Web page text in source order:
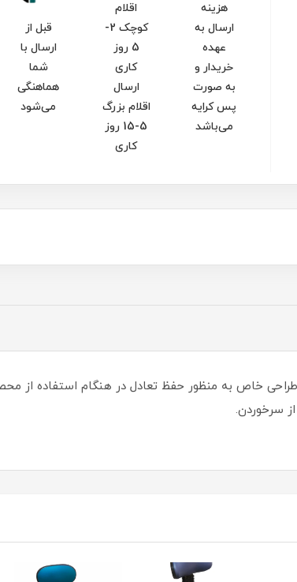
هزینه
ارسال به
عهده
خریدار و
به صورت
پس کرایه
می‌باشد
اقلام
کوچک 2-
5 روز
کاری
ارسال
اقلام بزرگ
5-15 روز
کاری
قبل از
ارسال با
شما
هماهنگی
می‌شود
خاص به منظور حفظ تعادل در هنگام استفاده از
سرخوردن.